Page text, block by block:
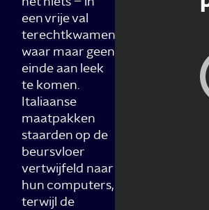
een vrije val
terechtkwamen
waar maar geen
einde aan leek
te komen.
Italiaanse
maatpakken
staarden op de
beursvloer
vertwijfeld naar
hun computers,
terwijl de